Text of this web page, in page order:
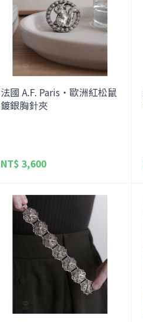
法國 A.F. Paris・歐洲紅松鼠
鍍銀胸針夾
NT$ 3,600